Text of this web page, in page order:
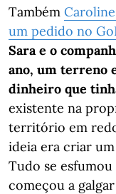
Também
um pedido no
Sara e o
ano, um terreno
dinheiro que
existente na
território em
ideia era criar
Tudo se
começou a